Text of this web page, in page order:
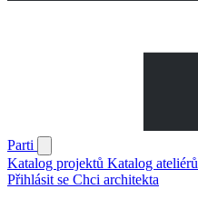
Parti
Katalog projektů Katalog ateliérů
Přihlásit se Chci architekta